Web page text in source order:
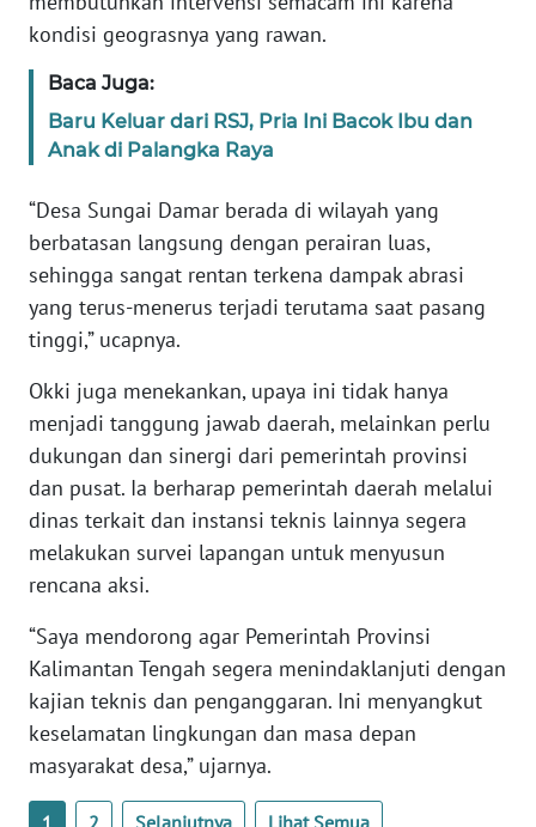
kondisi geograsnya yang rawan.
Baca Juga:
Baru Keluar dari RSJ, Pria Ini Bacok Ibu dan
Anak di Palangka Raya
“Desa Sungai Damar berada di wilayah yang
berbatasan langsung dengan perairan luas,
sehingga sangat rentan terkena dampak abrasi
yang terus-menerus terjadi terutama saat pasang
tinggi,” ucapnya.
Okki juga menekankan, upaya ini tidak hanya
menjadi tanggung jawab daerah, melainkan perlu
dukungan dan sinergi dari pemerintah provinsi
dan pusat. Ia berharap pemerintah daerah melalui
dinas terkait dan instansi teknis lainnya segera
melakukan survei lapangan untuk menyusun
rencana aksi.
“Saya mendorong agar Pemerintah Provinsi
Kalimantan Tengah segera menindaklanjuti dengan
kajian teknis dan penganggaran. Ini menyangkut
keselamatan lingkungan dan masa depan
masyarakat desa,” ujarnya.
PAPUA
WN
BARAT
WN
RIAU
WN
WN
JAMBI
WN
SULTRA
NTB
WN
SULTENG
SULBAR